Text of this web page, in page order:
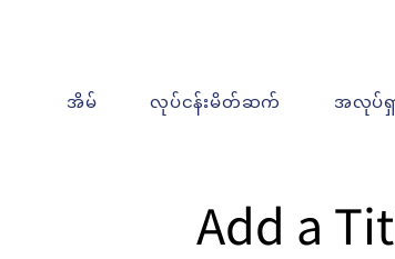
အိမ် လုပ်ငန်းမိတ်ဆက် အလုပ်ရှ
Add a